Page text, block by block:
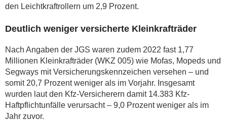
den Leichtkraftrollern um 2,9 Prozent.
Deutlich weniger versicherte Kleinkrafträder
Nach Angaben der JGS waren zudem 2022 fast 1,77
Millionen Kleinkrafträder (WKZ 005) wie Mofas, Mopeds und
Segways mit Versicherungskennzeichen versehen – und
somit 20,7 Prozent weniger als im Vorjahr. Insgesamt
wurden laut den Kfz-Versicherern damit 14.383 Kfz-
Haftpflichtunfälle verursacht – 9,0 Prozent weniger als im
Jahr zuvor.